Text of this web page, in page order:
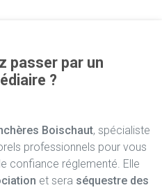
passer par un
?
Boischaut, spécialiste
professionnels pour vous
confiance réglementé. Elle
et sera séquestre des